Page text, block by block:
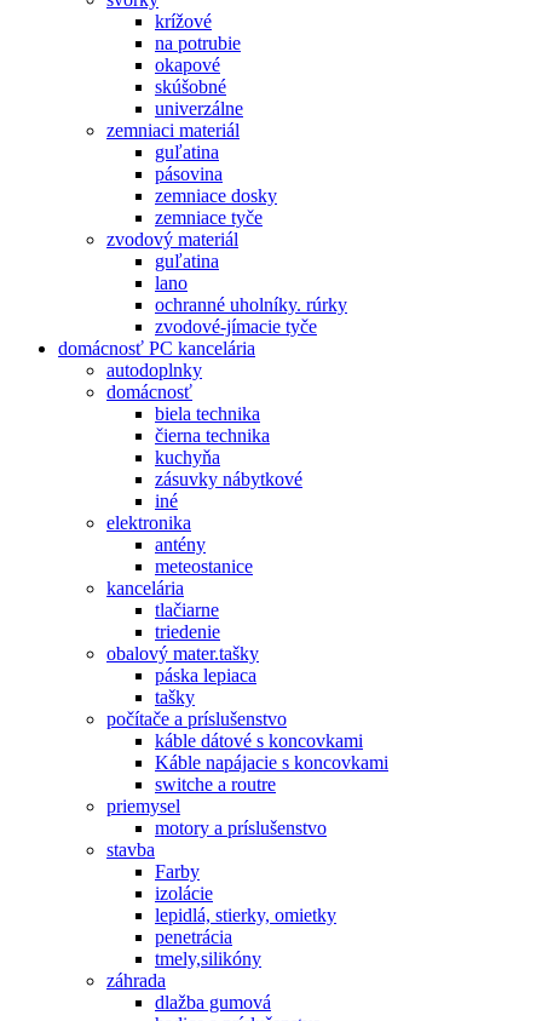
krížové
na potrubie
okapové
skúšobné
univerzálne
zemniaci materiál
guľatina
pásovina
zemniace dosky
zemniace tyče
zvodový materiál
guľatina
lano
ochranné uholníky. rúrky
zvodové-jímacie tyče
domácnosť PC kancelária
autodoplnky
domácnosť
biela technika
čierna technika
kuchyňa
zásuvky nábytkové
iné
elektronika
antény
meteostanice
kancelária
tlačiarne
triedenie
obalový mater.tašky
páska lepiaca
tašky
počítače a príslušenstvo
káble dátové s koncovkami
Káble napájacie s koncovkami
switche a routre
priemysel
motory a príslušenstvo
stavba
Farby
izolácie
lepidlá, stierky, omietky
penetrácia
tmely,silikóny
záhrada
dlažba gumová